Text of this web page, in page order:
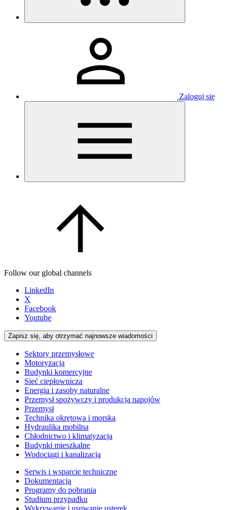
Zaloguj się
Follow our global channels
LinkedIn
X
Facebook
Youtube
Zapisz się, aby otrzymać najnowsze wiadomości
Sektory przemysłowe
Motoryzacja
Budynki komercyjne
Sieć ciepłownicza
Energia i zasoby naturalne
Przemysł spożywczy i produkcja napojów
Przemysł
Technika okrętowa i morska
Hydraulika mobilna
Chłodnictwo i klimatyzacja
Budynki mieszkalne
Wodociągi i kanalizacja
Serwis i wsparcie techniczne
Dokumentacja
Programy do pobrania
Studium przypadku
Wykrywanie i usuwanie usterek